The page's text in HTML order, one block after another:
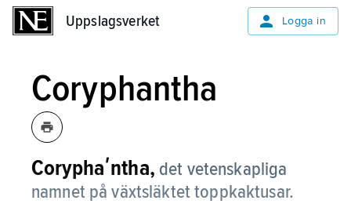
Uppslagsverket Logga in
Coryphantha
Coryphaʹntha, det vetenskapliga
namnet på växtsläktet toppkaktusar.